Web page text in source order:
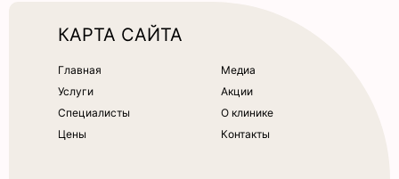
КАРТА САЙТА
Главная
Услуги
Специалисты
Цены
Медиа
Акции
О клинике
Контакты